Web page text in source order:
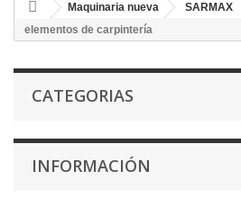
Maquinaria nueva SARMAX
elementos de carpintería
CATEGORIAS
INFORMACIÓN